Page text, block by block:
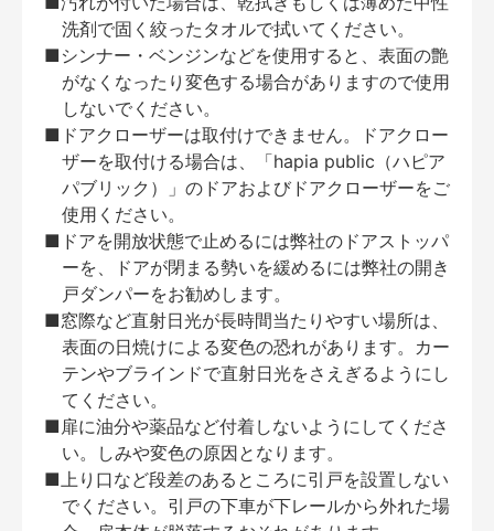
洗剤で固く絞ったタオルで拭いてください。
■シンナー・ベンジンなどを使用すると、表面の艶
がなくなったり変色する場合がありますので使用
しないでください。
■ドアクローザーは取付けできません。ドアクロー
ザーを取付ける場合は、「hapia public（ハピア
パブリック）」のドアおよびドアクローザーをご
使用ください。
■ドアを開放状態で止めるには弊社のドアストッパ
ーを、ドアが閉まる勢いを緩めるには弊社の開き
戸ダンパーをお勧めします。
■窓際など直射日光が長時間当たりやすい場所は、
表面の日焼けによる変色の恐れがあります。カー
テンやブラインドで直射日光をさえぎるようにし
てください。
■扉に油分や薬品など付着しないようにしてくださ
い。しみや変色の原因となります。
■上り口など段差のあるところに引戸を設置しない
でください。引戸の下車が下レールから外れた場